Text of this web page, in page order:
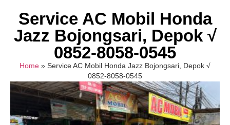
Service AC Mobil Honda
Jazz Bojongsari, Depok √
0852-8058-0545
Home » Service AC Mobil Honda Jazz Bojongsari, Depok √
0852-8058-0545